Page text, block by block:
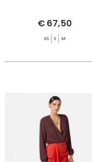
€ 67,50
XS S M